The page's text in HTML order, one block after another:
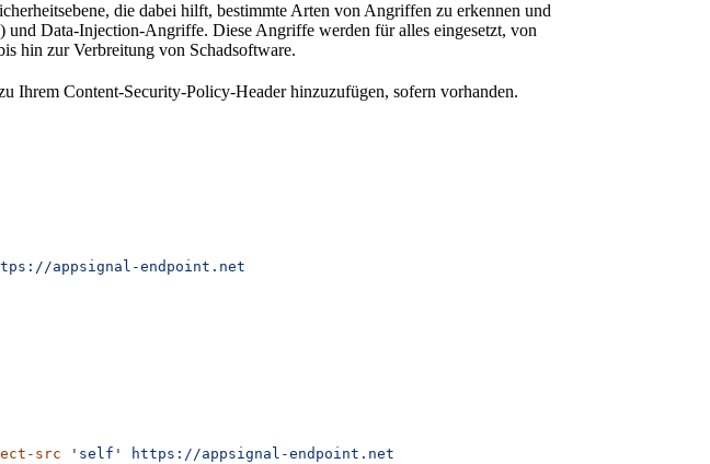
die dabei hilft, bestimmte Arten von Angriffen zu erkennen und
und Data-Injection-Angriffe. Diese Angriffe werden für alles eingesetzt, von
hin zur Verbreitung von Schadsoftware.
Ihrem Content-Security-Policy-Header hinzuzufügen, sofern vorhanden.
appsignal-endpoint.net
src 'self' https://appsignal-endpoint.net